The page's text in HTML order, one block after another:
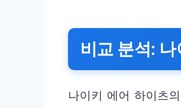
비교 분석:
나이키 에어 하이츠